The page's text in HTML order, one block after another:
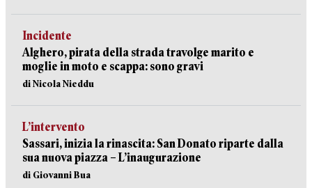
Incidente
Alghero, pirata della strada travolge marito e
moglie in moto e scappa: sono gravi
di Nicola Nieddu
L’intervento
Sassari, inizia la rinascita: San Donato riparte dalla
sua nuova piazza – L’inaugurazione
di Giovanni Bua